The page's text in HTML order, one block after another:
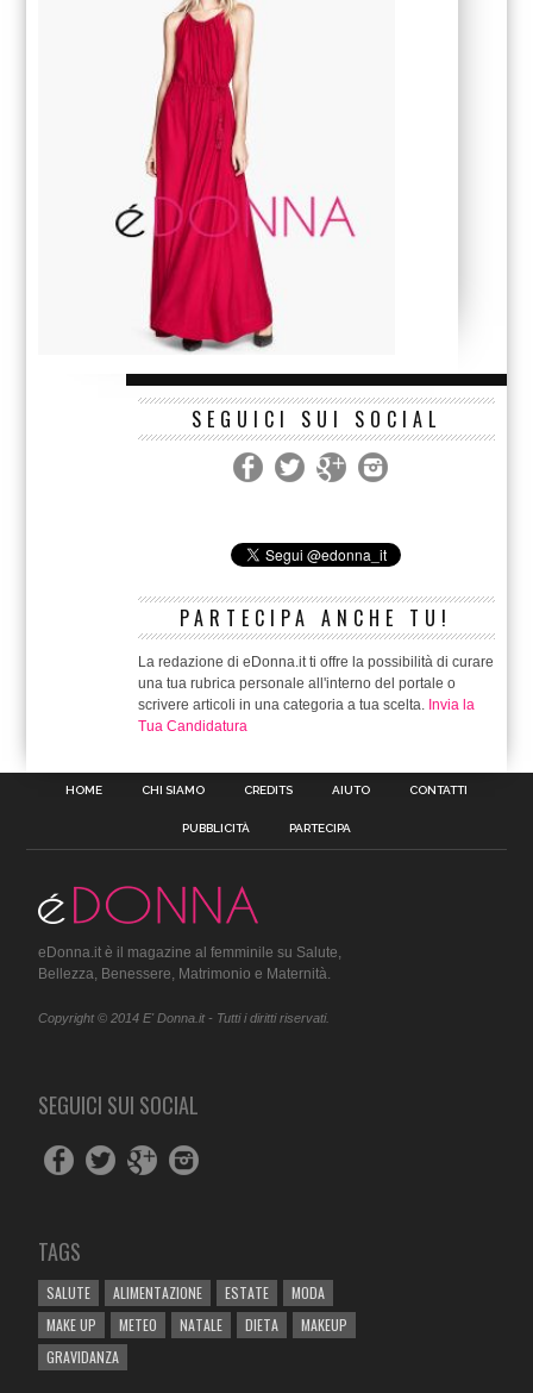
SEGUICI SUI SOCIAL
PARTECIPA ANCHE TU!
La redazione di eDonna.it ti offre la possibilità di curare
una tua rubrica personale all'interno del portale o
scrivere articoli in una categoria a tua scelta. Invia la
Tua Candidatura
HOME CHI SIAMO CREDITS AIUTO CONTATTI
PUBBLICITÀ PARTECIPA
eDonna.it è il magazine al femminile su Salute,
Bellezza, Benessere, Matrimonio e Maternità.
Copyright © 2014 E' Donna.it - Tutti i diritti riservati.
SEGUICI SUI SOCIAL
TAGS
SALUTE ALIMENTAZIONE ESTATE
MODA
MAKE UP
METEO NATALE DIETA
MAKEUP
GRAVIDANZA